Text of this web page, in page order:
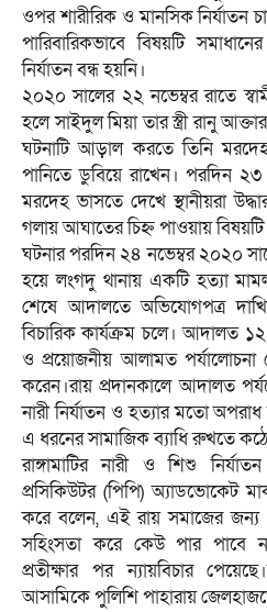
ওপর শারীরিক ও মানসিক নির্যাতন
পারিবারিকভাবে বিষয়টি
নির্যাতন বন্ধ হয়নি।
​২০২০ সালের ২২ নভেম্বর রাতে
হলে সাইদুল মিয়া তার স্ত্রী রানু
ঘটনাটি আড়াল করতে তিনি মরদেহ
পানিতে ডুবিয়ে রাখেন। পরদিন ২৩
মরদেহ ভাসতে দেখে স্থানীয়রা
গলায় আঘাতের চিহ্ন পাওয়ায় বিষয়টি
ঘটনার পরদিন ২৪ নভেম্বর ২০২০
হয়ে লংগদু থানায় একটি হত্যা
শেষে আদালতে অভিযোগপত্র
বিচারিক কার্যক্রম চলে। আদালত ১২
ও প্রয়োজনীয় আলামত পর্যালোচনা
করেন।রায় প্রদানকালে আদালত
নারী নির্যাতন ও হত্যার মতো
এ ধরনের সামাজিক ব্যাধি রুখতে
​রাঙ্গামাটির নারী ও শিশু
প্রসিকিউটর (পিপি) অ্যাডভোকেট
করে বলেন, এই রায় সমাজের জন্য
সহিংসতা করে কেউ পার পাবে
প্রতীক্ষার পর ন্যায়বিচার
আসামিকে পুলিশি পাহারায়